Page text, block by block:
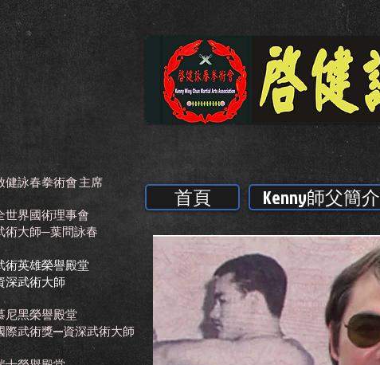
健詠春拳術會 主席
世界國術理事會
術大師─葉問詠春
術英雄榮譽殿堂
深武術大師
尼黑榮譽殿堂
際武術獎—資深武術大師
首頁 Kenny師父簡介